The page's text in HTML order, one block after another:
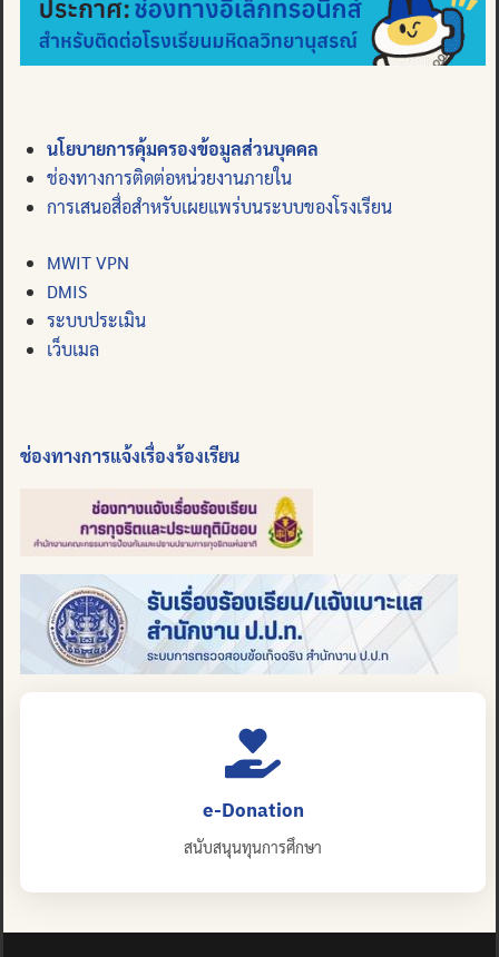
นโยบายการคุ้มครองข้อมูลส่วนบุคคล
ช่องทางการติดต่อหน่วยงานภายใน
การเสนอสื่อสำหรับเผยแพร่บนระบบของโรงเรียน
MWIT VPN
DMIS
ระบบประเมิน
เว็บเมล
ช่องทางการแจ้งเรื่องร้องเรียน
e-Donation
สนับสนุนทุนการศึกษา